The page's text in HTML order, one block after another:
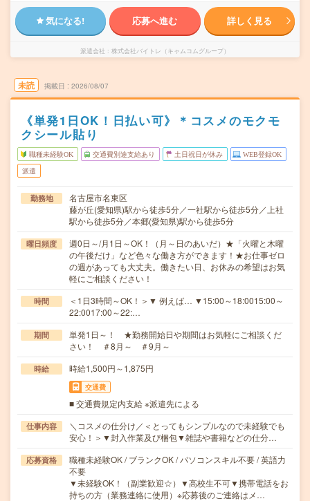
気になる! 応募へ進む 詳しく見る
派遣会社 株式会社バイトレ（キャムコムグループ）
未読 掲載日 2026/08/07
《単発1日OK！日払い可》＊コスメのモクモ
クシール貼り
職種未経験OK 交通費別途支給あり 土日祝日が休み WEB登録OK
派遣
勤務地
名古屋市名東区
藤が丘(愛知県)駅から徒歩5分／一社駅から徒歩5分／上社
駅から徒歩5分／本郷(愛知県)駅から徒歩5分
曜日頻度
週0日～/月1日～OK！（月～日のあいだ）★「火曜と木曜
の午後だけ」など色々な働き方ができます！★お仕事ゼロ
の週があっても大丈夫。働きたい日、お休みの希望はお気
軽にご相談ください！
時間
＜1日3時間～OK！＞▼ 例えば… ▼15:00～18:0015:00～
22:0017:00～22:…
期間
単発1日～！ ★勤務開始日や期間はお気軽にご相談くだ
さい！ ＃8月～ ＃9月～
時給 時給1,500円～1,875円
交通費
■ 交通費規定内支給 ※派遣先による
仕事内容
＼コスメの仕分け／＜とってもシンプルなので未経験でも
安心！＞▼封入作業及び梱包▼雑誌や書籍などの仕分…
応募資格
職種未経験OK / ブランクOK / パソコンスキル不要 / 英語力
不要
▼未経験OK！（副業歓迎☆）▼高校生不可▼携帯電話をお
持ちの方（業務連絡に使用）※応募後のご連絡はメ…